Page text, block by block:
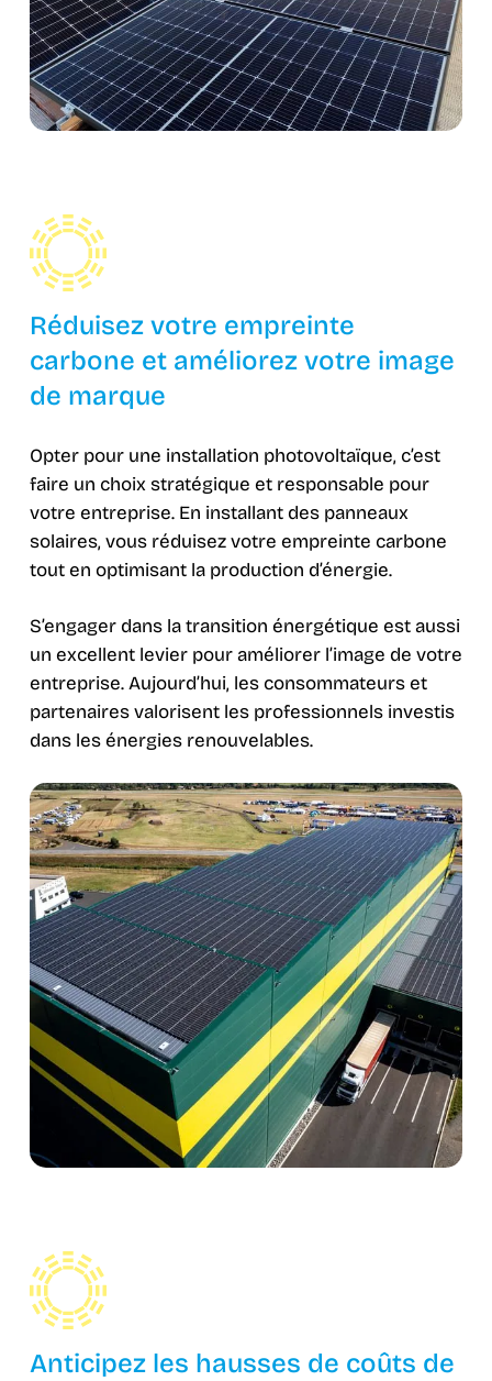
Réduisez votre empreinte
carbone et améliorez votre image
de marque
Opter pour une installation photovoltaïque, c’est
faire un choix stratégique et responsable pour
votre entreprise. En installant des panneaux
solaires, vous réduisez votre empreinte carbone
tout en optimisant la production d’énergie.
S’engager dans la transition énergétique est aussi
un excellent levier pour améliorer l’image de votre
entreprise. Aujourd’hui, les consommateurs et
partenaires valorisent les professionnels investis
dans les énergies renouvelables.
Anticipez les hausses de coûts de